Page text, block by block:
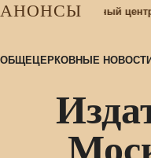
АНОНСЫ
Этнокультурный
ОБЩЕЦЕРКОВНЫЕ НОВОСТИ